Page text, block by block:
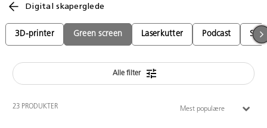
Digital skaperglede
3D-printer Green screen Laserkutter Podcast
Alle filter
23 PRODUKTER Mest populære